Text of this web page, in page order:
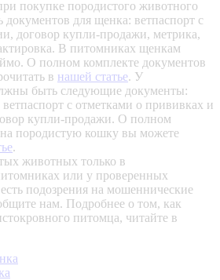
покупке породистого животного
документов для щенка: ветпаспорт с
договор купли-продажи, метрика,
В питомниках щенкам
О полном комплекте документов
в нашей статье. У
быть следующие документы:
с отметками о прививках и
купли-продажи. О полном
породистую кошку вы можете
.
животных только в
или у проверенных
подозрения на мошеннические
нам. Подробнее о том, как
питомца, читайте в